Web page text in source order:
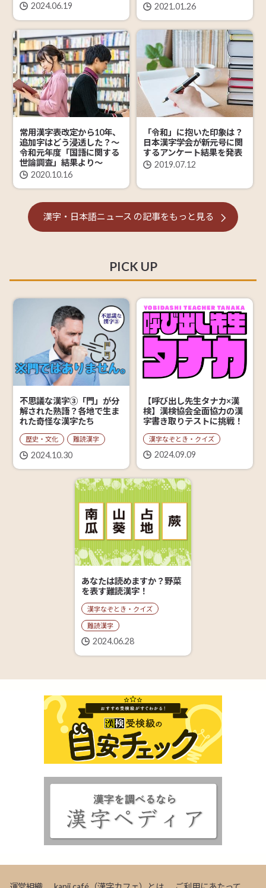
2024.06.19
2021.01.26
常用漢字表改定から10年、
追加字はどう浸透した？～
令和元年度「国語に関する
世論調査」結果より～
2020.10.16
「令和」に抱いた印象は？
日本漢字学会が新元号に関
するアンケート結果を発表
2019.07.12
漢字・日本語ニュース の記事をもっと見る
PICK UP
不思議な漢字③「門」が分
解された熟語？各地で生ま
れた奇怪な漢字たち
歴史・文化 難読漢字
2024.10.30
【呼び出し先生タナカ×漢
検】漢検協会全面協力の漢
字書き取りテストに挑戦！
漢字なぞとき・クイズ
2024.09.09
あなたは読めますか？野菜
を表す難読漢字！
漢字なぞとき・クイズ
難読漢字
2024.06.28